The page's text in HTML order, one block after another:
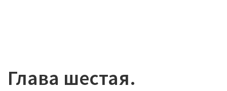
Глава шестая.